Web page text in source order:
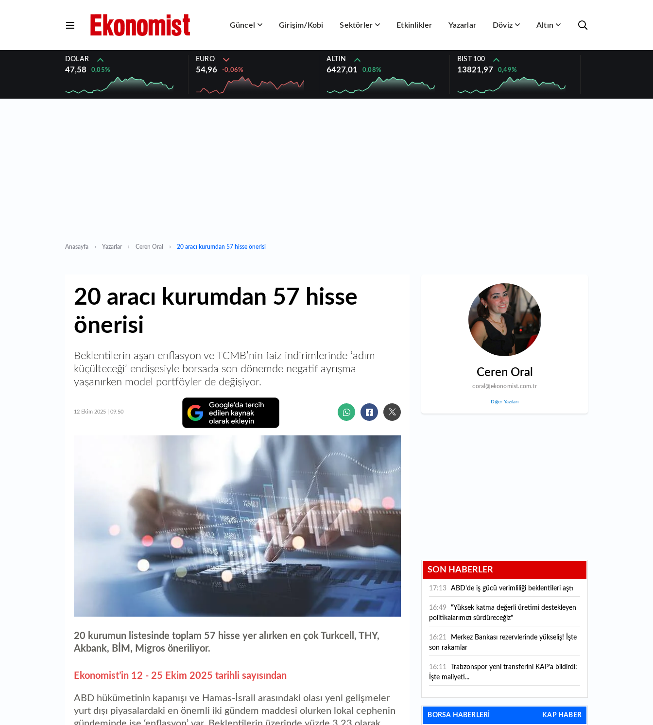
Güncel Girişim/Kobi Sektörler Etkinlikler Yazarlar Döviz Altın
DOLAR
47,58 0,05%
EURO
54,96 -0,06%
ALTIN
6427,01 0,08%
BIST 100
13821,97 0,49%
Anasayfa Yazarlar Ceren Oral 20 aracı kurumdan 57 hisse önerisi
20 aracı kurumdan 57 hisse
önerisi
Beklentilerin aşan enflasyon ve TCMB’nin faiz indirimlerinde ‘adım
küçülteceği’ endişesiyle borsada son dönemde negatif ayrışma
yaşanırken model portföyler de değişiyor.
12 Ekim 2025 | 09:50
20 kurumun listesinde toplam 57 hisse yer alırken en çok Turkcell, THY,
Akbank, BİM, Migros öneriliyor.
Ekonomist’in 12 - 25 Ekim 2025 tarihli sayısından
ABD hükümetinin kapanışı ve Hamas-İsrail arasındaki olası yeni gelişmeler
yurt dışı piyasalardaki en önemli iki gündem maddesi olurken lokal cephenin
Ceren Oral
coral@ekonomist.com.tr
Diğer Yazıları
SON HABERLER
17:13 ABD'de iş gücü verimliliği beklentileri aştı
16:49
"Yüksek katma değerli üretimi destekleyen
politikalarımızı sürdüreceğiz"
16:21
son rakamlar
16:11
İşte maliyeti...
16:09 TMO 2026-2027 fındık alım fiyatlarını
açıkladı!
BORSA HABERLERİ KAP HABER